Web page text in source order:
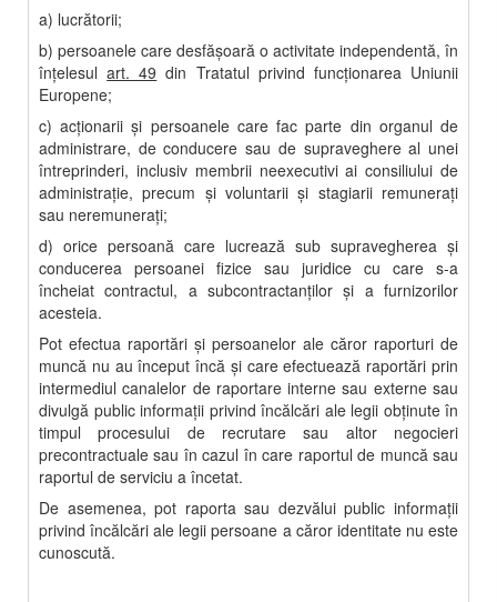
a) lucrătorii;
b) persoanele care desfăşoară o activitate independentă, în
înţelesulart. 49 din Tratatul privind funcţionarea Uniunii
Europene;
c) acţionarii şi persoanele care fac parte din organul de
administrare, de conducere sau de supraveghere al unei
întreprinderi, inclusiv membrii neexecutivi ai consiliului de
administraţie, precum şi voluntarii şi stagiarii remuneraţi
sau neremuneraţi;
d) orice persoană care lucrează sub supravegherea şi
conducerea persoanei fizice sau juridice cu care s-a
încheiat contractul, a subcontractanţilor şi a furnizorilor
acesteia.
Pot efectua raportări și persoanelor ale căror raporturi de
muncă nu au început încă şi care efectuează raportări prin
intermediul canalelor de raportare interne sau externe sau
divulgă public informaţii privind încălcări ale legii obţinute în
timpul procesului de recrutare sau altor negocieri
precontractuale sau în cazul în care raportul de muncă sau
raportul de serviciu a încetat.
De asemenea, pot raporta sau dezvălui public informaţii
privind încălcări ale legii persoane a căror identitate nu este
cunoscută.